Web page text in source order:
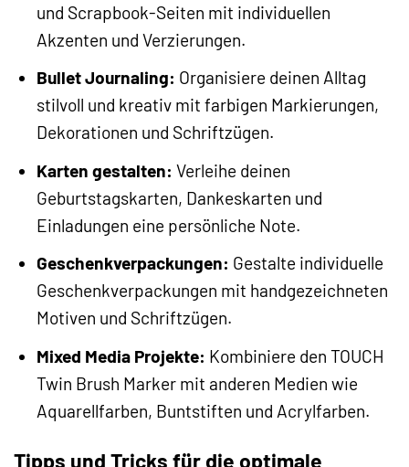
und Scrapbook-Seiten mit individuellen
Akzenten und Verzierungen.
Bullet Journaling: Organisiere deinen Alltag
stilvoll und kreativ mit farbigen Markierungen,
Dekorationen und Schriftzügen.
Karten gestalten: Verleihe deinen
Geburtstagskarten, Dankeskarten und
Einladungen eine persönliche Note.
Geschenkverpackungen: Gestalte individuelle
Geschenkverpackungen mit handgezeichneten
Motiven und Schriftzügen.
Mixed Media Projekte: Kombiniere den TOUCH
Twin Brush Marker mit anderen Medien wie
Aquarellfarben, Buntstiften und Acrylfarben.
Tipps und Tricks für die optimale